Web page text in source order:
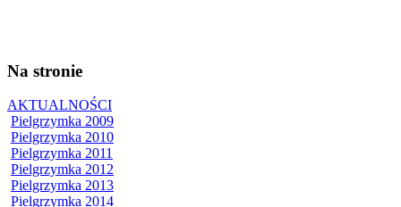
Na stronie
AKTUALNOŚCI
Pielgrzymka 2009
Pielgrzymka 2010
Pielgrzymka 2011
Pielgrzymka 2012
Pielgrzymka 2013
Pielgrzymka 2014